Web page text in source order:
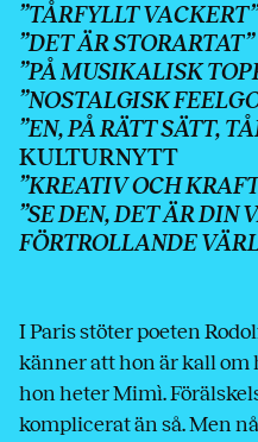
”TÅRFYLLT VACKERT”
”DET ÄR STORARTAT”
”PÅ MUSIKALISK
”NOSTALGISK
”EN, PÅ RÄTT SÄTT,
KULTURNYTT
”KREATIV OCH
”SE DEN, DET ÄR DIN
FÖRTROLLANDE
I Paris stöter poeten
känner att hon är kall om
hon heter Mimì.
komplicerat än så. Men